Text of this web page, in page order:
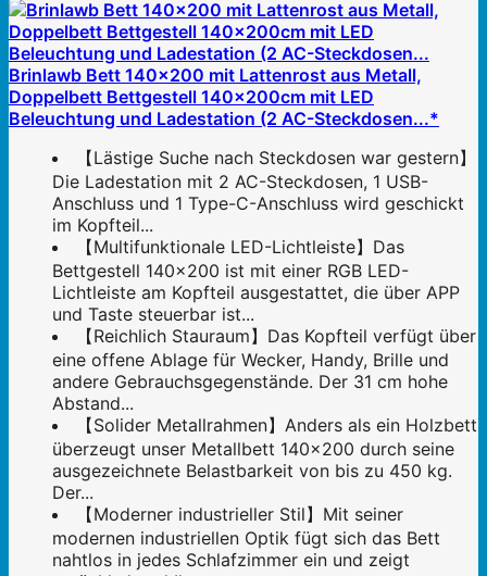
Brinlawb Bett 140x200 mit Lattenrost aus Metall,
Doppelbett Bettgestell 140x200cm mit LED
Beleuchtung und Ladestation (2 AC-Steckdosen...*
【Lästige Suche nach Steckdosen war gestern】
Die Ladestation mit 2 AC-Steckdosen, 1 USB-
Anschluss und 1 Type-C-Anschluss wird geschickt
im Kopfteil...
【Multifunktionale LED-Lichtleiste】Das
Bettgestell 140x200 ist mit einer RGB LED-
Lichtleiste am Kopfteil ausgestattet, die über APP
und Taste steuerbar ist...
【Reichlich Stauraum】Das Kopfteil verfügt über
eine offene Ablage für Wecker, Handy, Brille und
andere Gebrauchsgegenstände. Der 31 cm hohe
Abstand...
【Solider Metallrahmen】Anders als ein Holzbett
überzeugt unser Metallbett 140x200 durch seine
ausgezeichnete Belastbarkeit von bis zu 450 kg.
Der...
【Moderner industrieller Stil】Mit seiner
modernen industriellen Optik fügt sich das Bett
nahtlos in jedes Schlafzimmer ein und zeigt